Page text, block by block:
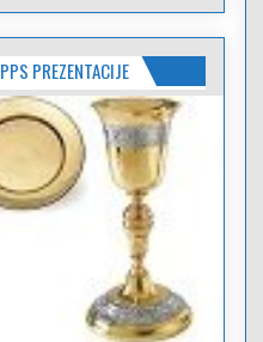
kako
biste
pojačali
ili
smanjili
zvuk.
PPS PREZENTACIJE